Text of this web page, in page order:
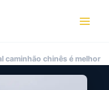
caminhão chinês é melhor